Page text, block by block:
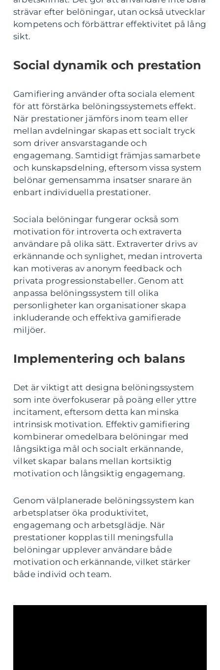
strävar efter belöningar, utan också utvecklar
kompetens och förbättrar effektivitet på lång
sikt.
Social dynamik och prestation
Gamifiering använder ofta sociala element
för att förstärka belöningssystemets effekt.
När prestationer jämförs inom team eller
mellan avdelningar skapas ett socialt tryck
som driver ansvarstagande och
engagemang. Samtidigt främjas samarbete
och kunskapsdelning, eftersom vissa system
belönar gemensamma insatser snarare än
enbart individuella prestationer.
Sociala belöningar fungerar också som
motivation för introverta och extraverta
användare på olika sätt. Extraverter drivs av
erkännande och synlighet, medan introverta
kan motiveras av anonym feedback och
privata progressionstabeller. Genom att
anpassa belöningssystem till olika
personligheter kan organisationer skapa
inkluderande och effektiva gamifierade
miljöer.
Implementering och balans
Det är viktigt att designa belöningssystem
som inte överfokuserar på poäng eller yttre
incitament, eftersom detta kan minska
intrinsisk motivation. Effektiv gamifiering
kombinerar omedelbara belöningar med
långsiktiga mål och socialt erkännande,
vilket skapar balans mellan kortsiktig
motivation och långsiktig engagemang.
Genom välplanerade belöningssystem kan
arbetsplatser öka produktivitet,
engagemang och arbetsglädje. När
prestationer kopplas till meningsfulla
belöningar upplever användare både
motivation och erkännande, vilket stärker
både individ och team.